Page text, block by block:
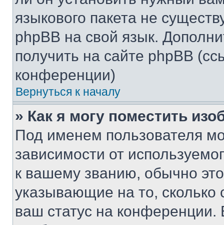
языкового пакета не
phpBB на свой язык.
получить на сайте phpBB
конференции)
Вернуться к началу
» Как я могу поместить
Под именем пользователя
зависимости от
к вашему званию, обычно это
указывающие на то,
ваш статус на